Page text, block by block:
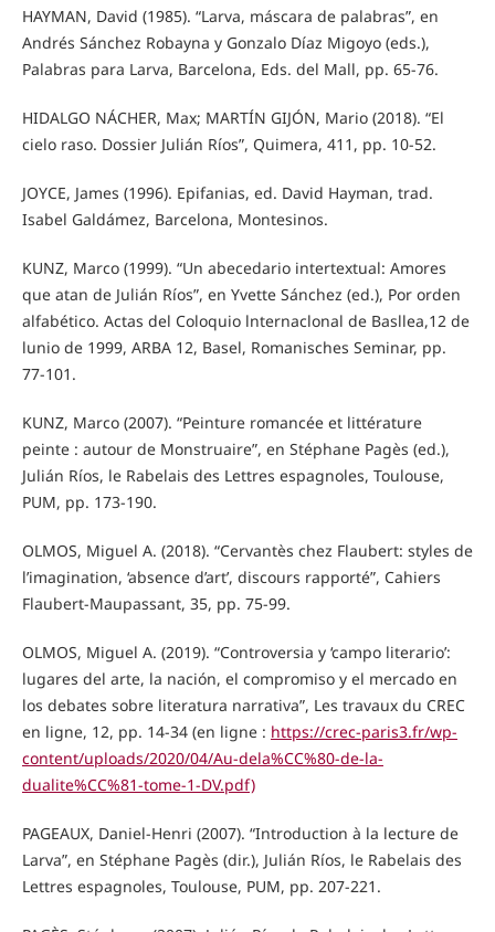
HAYMAN, David (1985). “Larva, máscara de palabras”, en
Andrés Sánchez Robayna y Gonzalo Díaz Migoyo (eds.),
Palabras para Larva, Barcelona, Eds. del Mall, pp. 65-76.
HIDALGO NÁCHER, Max; MARTÍN GIJÓN, Mario (2018). “El
cielo raso. Dossier Julián Ríos”, Quimera, 411, pp. 10-52.
JOYCE, James (1996). Epifanias, ed. David Hayman, trad.
Isabel Galdámez, Barcelona, Montesinos.
KUNZ, Marco (1999). “Un abecedario intertextual: Amores
que atan de Julián Ríos”, en Yvette Sánchez (ed.), Por orden
alfabético. Actas del Coloquio lnternaclonal de Basllea,12 de
lunio de 1999, ARBA 12, Basel, Romanisches Seminar, pp.
77-101.
KUNZ, Marco (2007). “Peinture romancée et littérature
peinte : autour de Monstruaire”, en Stéphane Pagès (ed.),
Julián Ríos, le Rabelais des Lettres espagnoles, Toulouse,
PUM, pp. 173-190.
OLMOS, Miguel A. (2018). “Cervantès chez Flaubert: styles de
l’imagination, ‘absence d’art’, discours rapporté”, Cahiers
Flaubert-Maupassant, 35, pp. 75-99.
OLMOS, Miguel A. (2019). “Controversia y ‘campo literario’:
lugares del arte, la nación, el compromiso y el mercado en
los debates sobre literatura narrativa”, Les travaux du CREC
en ligne, 12, pp. 14-34 (en ligne : https://crec-paris3.fr/wp-
content/uploads/2020/04/Au-dela%CC%80-de-la-
dualite%CC%81-tome-1-DV.pdf)
PAGEAUX, Daniel-Henri (2007). “Introduction à la lecture de
Larva”, en Stéphane Pagès (dir.), Julián Ríos, le Rabelais des
Lettres espagnoles, Toulouse, PUM, pp. 207-221.